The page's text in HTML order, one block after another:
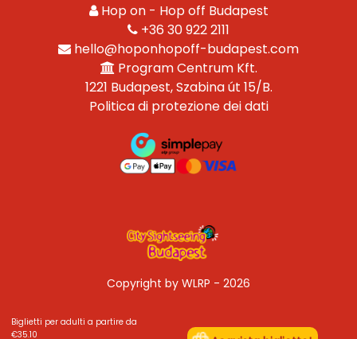
Hop on - Hop off Budapest
+36 30 922 2111
hello@hoponhopoff-budapest.com
Program Centrum Kft.
1221 Budapest, Szabina út 15/B.
Politica di protezione dei dati
Copyright by WLRP - 2026
Biglietti per adulti a partire da
€35.10